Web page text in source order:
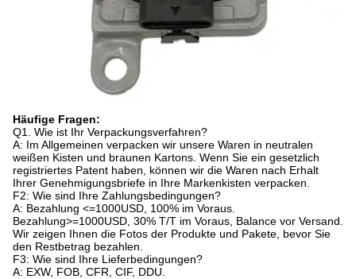
Häufige Fragen:
Q1. Wie ist Ihr Verpackungsverfahren?
A: Im Allgemeinen verpacken wir unsere Waren in neutralen
weißen Kisten und braunen Kartons. Wenn Sie ein gesetzlich
registriertes Patent haben, können wir die Waren nach Erhalt
Ihrer Genehmigungsbriefe in Ihre Markenkisten verpacken.
F2: Wie sind Ihre Zahlungsbedingungen?
A: Bezahlung <=1000USD, 100% im Voraus.
Bezahlung>=1000USD, 30% T/T im Voraus, Balance vor Versand.
Wir zeigen Ihnen die Fotos der Produkte und Pakete, bevor Sie
den Restbetrag bezahlen.
F3: Wie sind Ihre Lieferbedingungen?
A: EXW, FOB, CFR, CIF, DDU.